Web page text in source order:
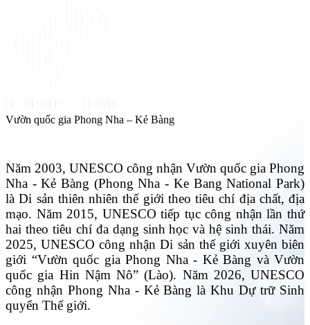
Vườn quốc gia Phong Nha – Kẻ Bàng
Năm 2003, UNESCO công nhận Vườn quốc gia Phong
Nha - Kẻ Bàng (Phong Nha - Ke Bang National Park)
là Di sản thiên nhiên thế giới theo tiêu chí địa chất, địa
mạo. Năm 2015, UNESCO tiếp tục công nhận lần thứ
hai theo tiêu chí đa dạng sinh học và hệ sinh thái. Năm
2025, UNESCO công nhận Di sản thế giới xuyên biên
giới “Vườn quốc gia Phong Nha - Kẻ Bàng và Vườn
quốc gia Hin Nậm Nô” (Lào). Năm 2026, UNESCO
công nhận Phong Nha - Kẻ Bàng là Khu Dự trữ Sinh
quyển Thế giới.